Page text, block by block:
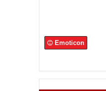
Emoticon